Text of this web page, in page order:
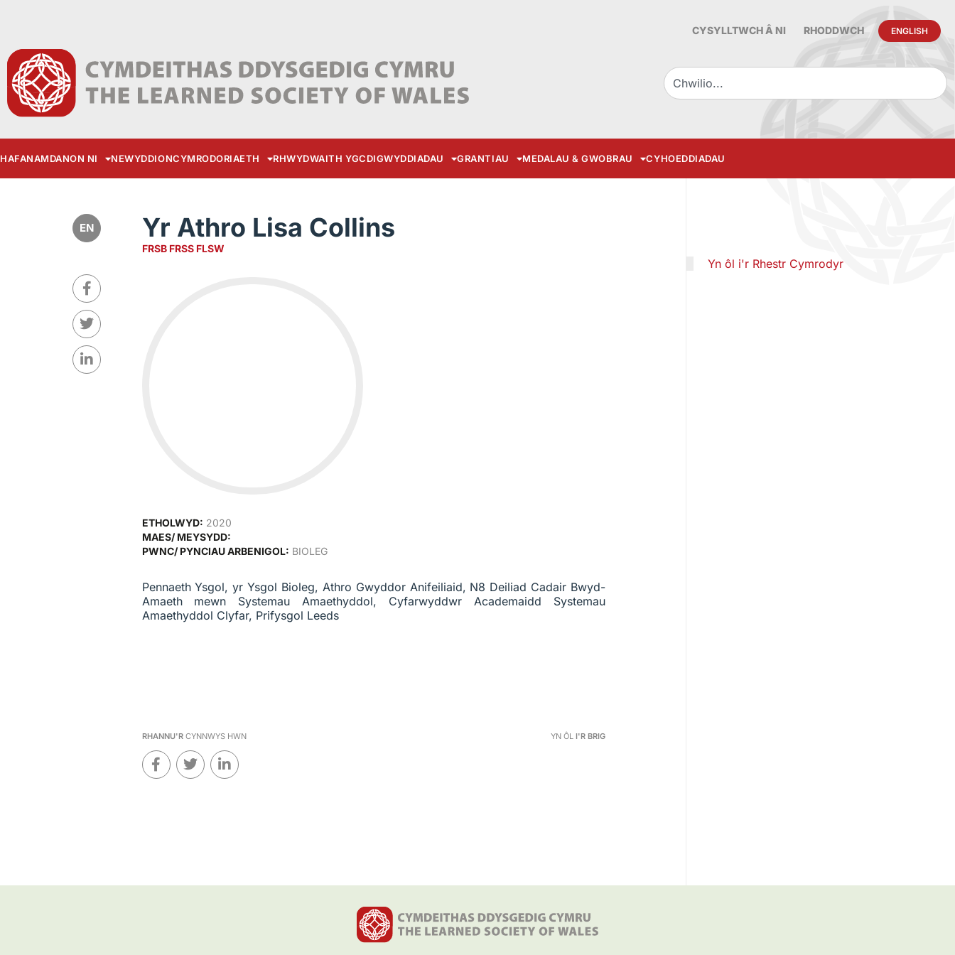
CYSYLLTWCH Â NI RHODDWCH ENGLISH
HAFANAMDANON NI NEWYDDIONCYMRODORIAETH RHWYDWAITH YGCDIGWYDDIADAU GRANTIAU MEDALAU & GWOBRAU CYHOEDDIADAU
EN Yr Athro Lisa Collins
FRSB FRSS FLSW
ETHOLWYD: 2020
MAES/ MEYSYDD:
PWNC/ PYNCIAU ARBENIGOL: BIOLEG
Pennaeth Ysgol, yr Ysgol Bioleg, Athro Gwyddor Anifeiliaid, N8 Deiliad Cadair Bwyd-
Amaeth mewn Systemau Amaethyddol, Cyfarwyddwr Academaidd Systemau
Amaethyddol Clyfar, Prifysgol Leeds
RHANNU'RCYNNWYS HWN YN ÔL I'R BRIG
Yn ôl i'r Rhestr Cymrodyr